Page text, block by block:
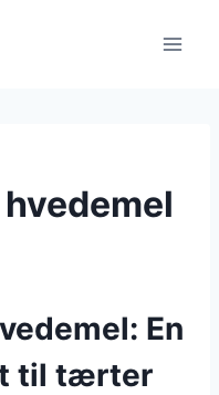
En
til tærter